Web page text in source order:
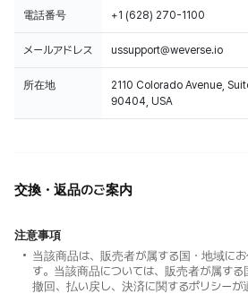
電話番号 +1 (628) 270-1100
メールアドレス ussupport@weverse.io
所在地
2110 Colorado Avenue,
90404, USA
交換・返品のご案内
注意事項
当該商品は、販売者が属する国・地域に
す。当該商品については、販売者が属す
撤回、払い戻し、決済に関するポリシーが